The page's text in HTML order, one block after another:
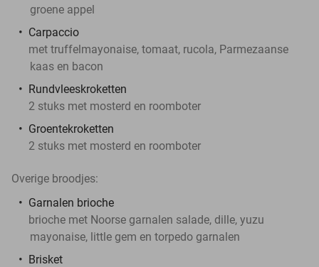
groene appel
Carpaccio
met truffelmayonaise, tomaat, rucola, Parmezaanse
kaas en bacon
Rundvleeskroketten
2 stuks met mosterd en roomboter
Groentekroketten
2 stuks met mosterd en roomboter
Overige broodjes:
Garnalen brioche
brioche met Noorse garnalen salade, dille, yuzu
mayonaise, little gem en torpedo garnalen
Brisket